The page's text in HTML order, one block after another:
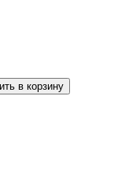
в корзину